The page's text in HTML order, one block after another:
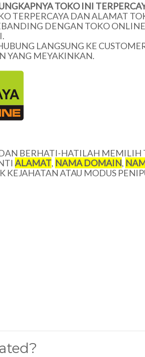
TOKO INI
TERPERCAYA DAN ALAMAT
DENGAN TOKO
LANGSUNG KE
YANG MEYAKINKAN.
BERHATI-HATILAH MEMILIH
ALAMAT, NAMA DOMAIN,
KEJAHATAN ATAU MODUS